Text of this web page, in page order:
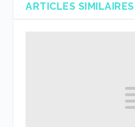
ARTICLES SIMILAIRES